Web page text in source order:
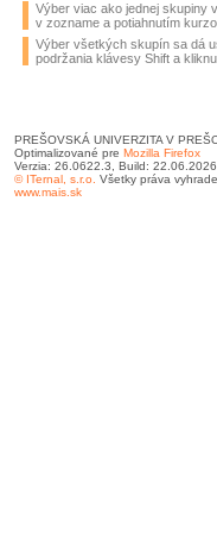
Výber viac ako jednej skupiny
v zozname a potiahnutím
Výber všetkých skupín sa dá
podržania klávesy Shift a
PREŠOVSKÁ UNIVERZITA V
Optimalizované pre Mozilla Firefox
Verzia: 26.0622.3, Build:
© ITernal, s.r.o. Všetky práva
www.mais.sk